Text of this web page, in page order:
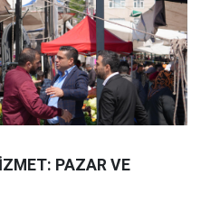
PAZAR VE